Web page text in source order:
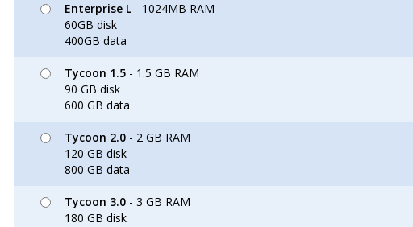
Enterprise L - 1024MB RAM
60GB disk
400GB data
Tycoon 1.5 - 1.5 GB RAM
90 GB disk
600 GB data
Tycoon 2.0 - 2 GB RAM
120 GB disk
800 GB data
Tycoon 3.0 - 3 GB RAM
180 GB disk